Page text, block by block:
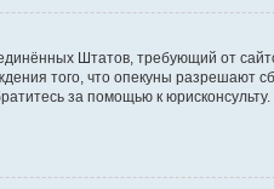
Штатов, требующий от
того, что опекуны
за помощью к